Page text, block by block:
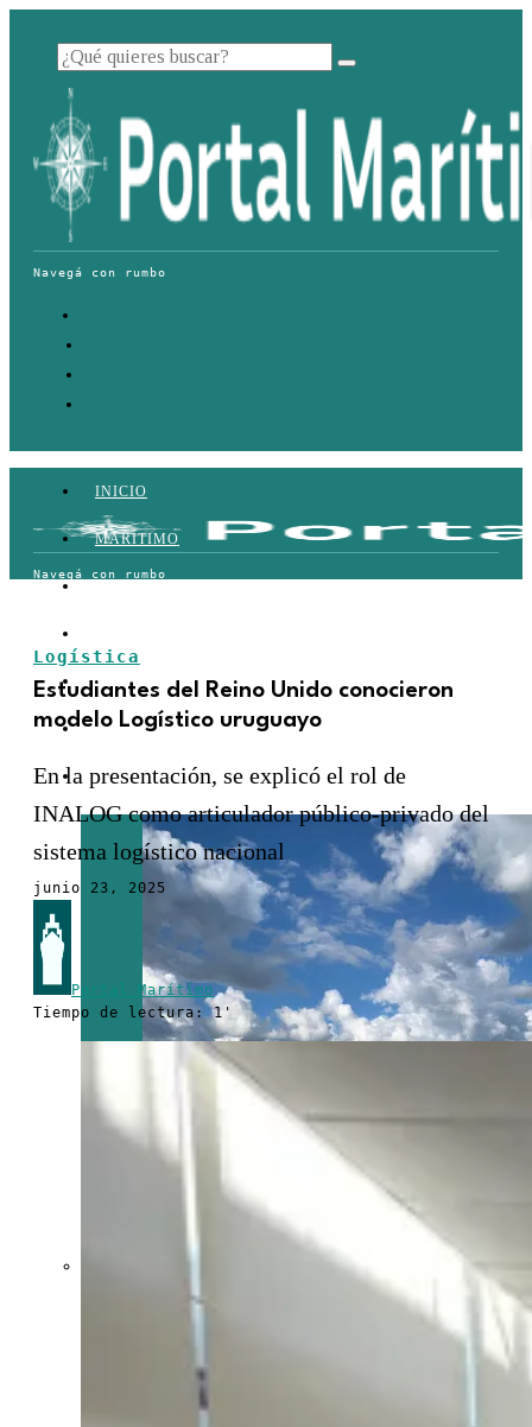
INICIO
MARÍTIMO
FERROVIARIO
LOGÍSTICA
COMERCIO EXTERIOR
uruguayas en
Logística
Estudiantes del Reino Unido conocieron
modelo Logístico uruguayo
En la presentación, se explicó el rol de
INALOG como articulador público-privado del
sistema logístico nacional
junio 23, 2025
Portal Marítimo
Tiempo de lectura: 1'